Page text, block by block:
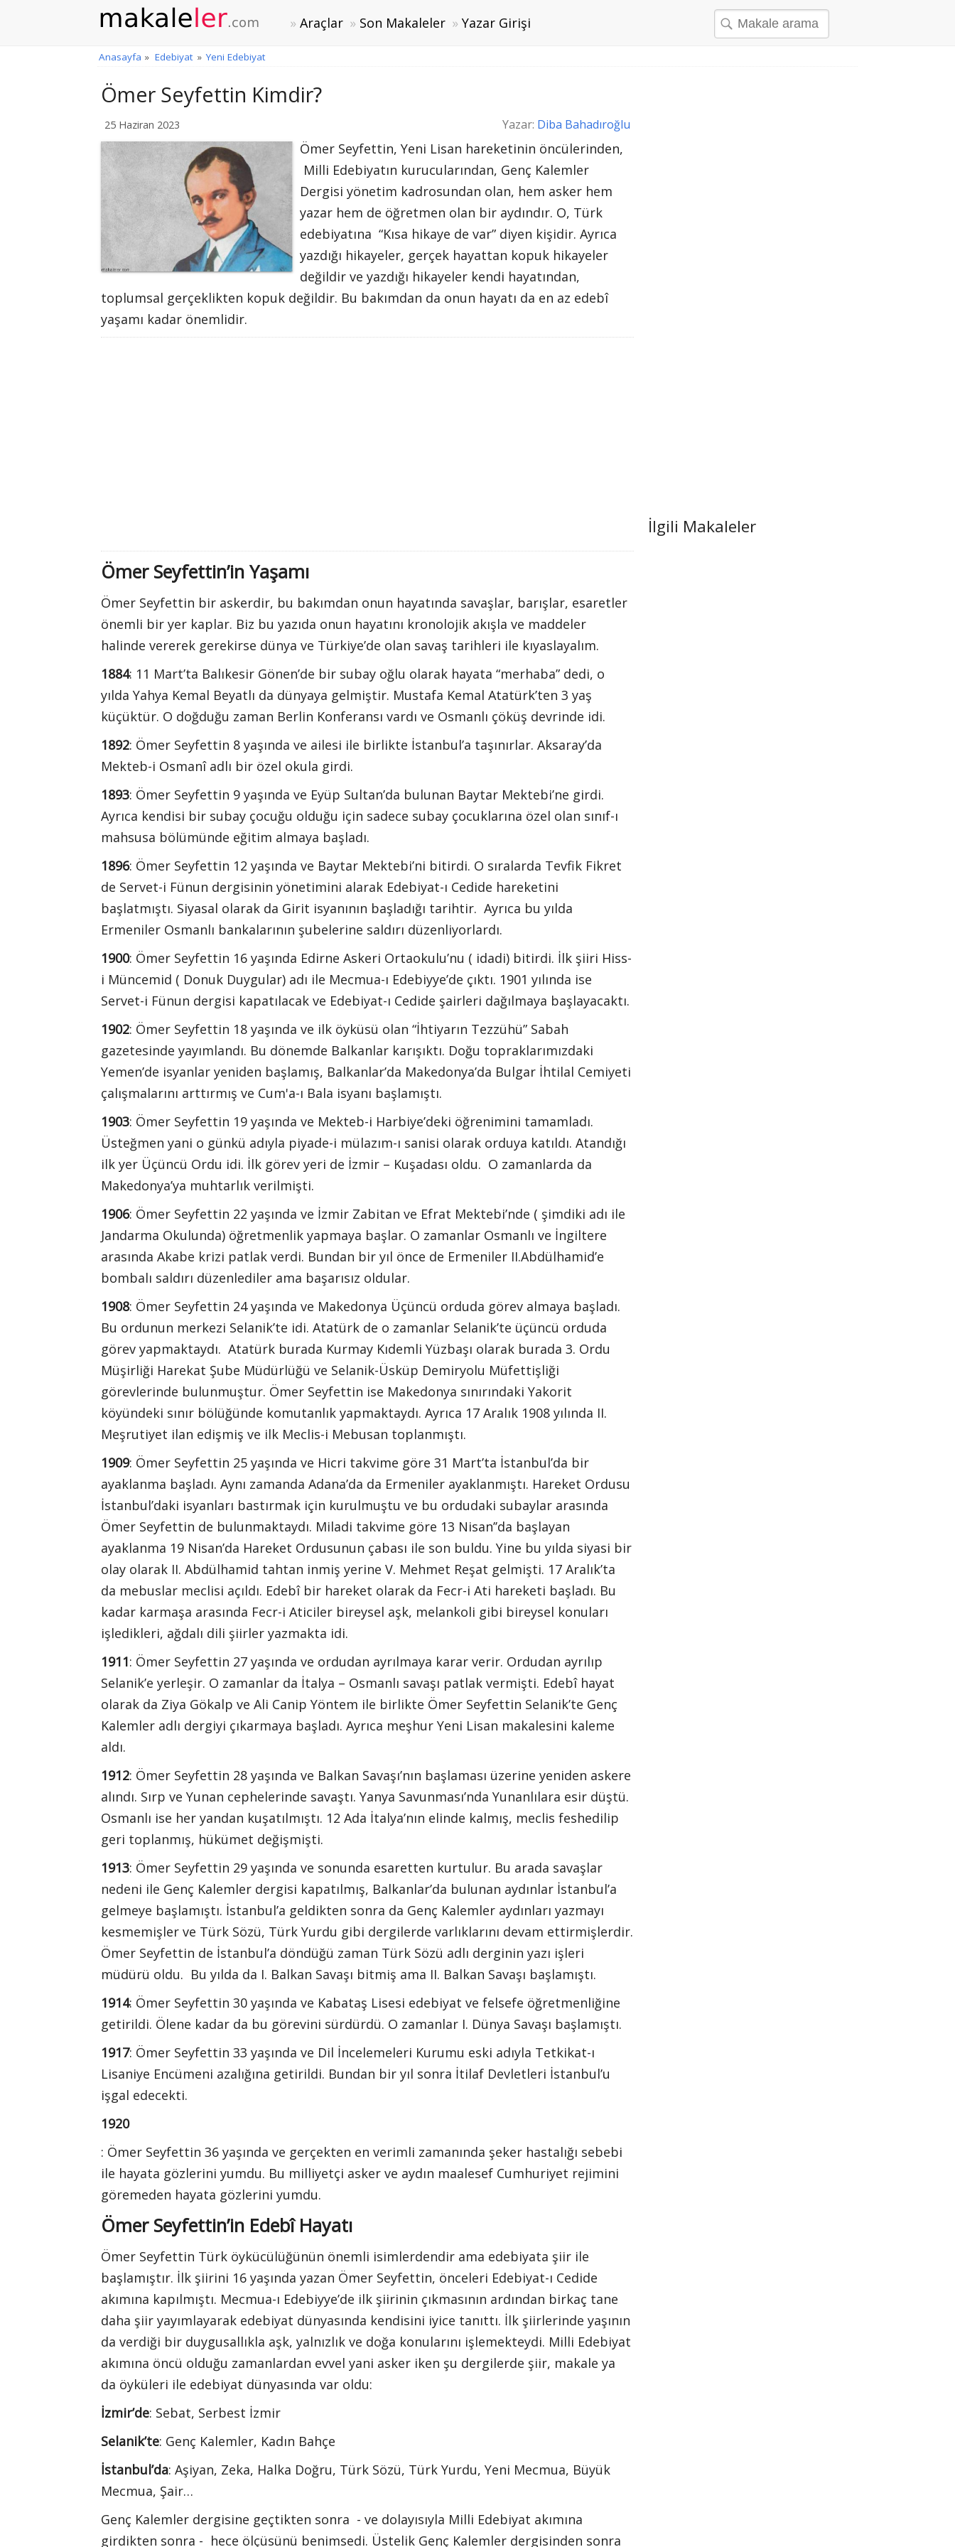
Araçlar Son Makaleler Yazar Girişi
Anasayfa » Edebiyat » Yeni Edebiyat
Ömer Seyfettin Kimdir?
25 Haziran 2023 Yazar: Diba Bahadıroğlu
Ömer Seyfettin, Yeni Lisan hareketinin öncülerinden,
Milli Edebiyatın kurucularından, Genç Kalemler
Dergisi yönetim kadrosundan olan, hem asker hem
yazar hem de öğretmen olan bir aydındır. O, Türk
edebiyatına “Kısa hikaye de var” diyen kişidir. Ayrıca
yazdığı hikayeler, gerçek hayattan kopuk hikayeler
değildir ve yazdığı hikayeler kendi hayatından,
toplumsal gerçeklikten kopuk değildir. Bu bakımdan da onun hayatı da en az edebî
yaşamı kadar önemlidir.
Ömer Seyfettin’in Yaşamı
Ömer Seyfettin bir askerdir, bu bakımdan onun hayatında savaşlar, barışlar, esaretler
önemli bir yer kaplar. Biz bu yazıda onun hayatını kronolojik akışla ve maddeler
halinde vererek gerekirse dünya ve Türkiye’de olan savaş tarihleri ile kıyaslayalım.
1884: 11 Mart’ta Balıkesir Gönen’de bir subay oğlu olarak hayata “merhaba” dedi, o
yılda Yahya Kemal Beyatlı da dünyaya gelmiştir. Mustafa Kemal Atatürk’ten 3 yaş
küçüktür. O doğduğu zaman Berlin Konferansı vardı ve Osmanlı çöküş devrinde idi.
1892: Ömer Seyfettin 8 yaşında ve ailesi ile birlikte İstanbul’a taşınırlar. Aksaray’da
Mekteb-i Osmanî adlı bir özel okula girdi.
1893: Ömer Seyfettin 9 yaşında ve Eyüp Sultan’da bulunan Baytar Mektebi’ne girdi.
Ayrıca kendisi bir subay çocuğu olduğu için sadece subay çocuklarına özel olan sınıf-ı
mahsusa bölümünde eğitim almaya başladı.
1896: Ömer Seyfettin 12 yaşında ve Baytar Mektebi’ni bitirdi. O sıralarda Tevfik Fikret
de Servet-i Fünun dergisinin yönetimini alarak Edebiyat-ı Cedide hareketini
başlatmıştı. Siyasal olarak da Girit isyanının başladığı tarihtir. Ayrıca bu yılda
Ermeniler Osmanlı bankalarının şubelerine saldırı düzenliyorlardı.
1900: Ömer Seyfettin 16 yaşında Edirne Askeri Ortaokulu’nu ( idadi) bitirdi. İlk şiiri Hiss-
i Müncemid ( Donuk Duygular) adı ile Mecmua-ı Edebiyye’de çıktı. 1901 yılında ise
Servet-i Fünun dergisi kapatılacak ve Edebiyat-ı Cedide şairleri dağılmaya başlayacaktı.
1902: Ömer Seyfettin 18 yaşında ve ilk öyküsü olan “İhtiyarın Tezzühü” Sabah
gazetesinde yayımlandı. Bu dönemde Balkanlar karışıktı. Doğu topraklarımızdaki
Yemen’de isyanlar yeniden başlamış, Balkanlar’da Makedonya’da Bulgar İhtilal Cemiyeti
çalışmalarını arttırmış ve Cum'a-ı Bala isyanı başlamıştı.
1903: Ömer Seyfettin 19 yaşında ve Mekteb-i Harbiye’deki öğrenimini tamamladı.
Üsteğmen yani o günkü adıyla piyade-i mülazım-ı sanisi olarak orduya katıldı. Atandığı
ilk yer Üçüncü Ordu idi. İlk görev yeri de İzmir – Kuşadası oldu. O zamanlarda da
Makedonya’ya muhtarlık verilmişti.
1906: Ömer Seyfettin 22 yaşında ve İzmir Zabitan ve Efrat Mektebi’nde ( şimdiki adı ile
Jandarma Okulunda) öğretmenlik yapmaya başlar. O zamanlar Osmanlı ve İngiltere
arasında Akabe krizi patlak verdi. Bundan bir yıl önce de Ermeniler II.Abdülhamid’e
bombalı saldırı düzenlediler ama başarısız oldular.
1908: Ömer Seyfettin 24 yaşında ve Makedonya Üçüncü orduda görev almaya başladı.
Bu ordunun merkezi Selanik’te idi. Atatürk de o zamanlar Selanik’te üçüncü orduda
görev yapmaktaydı. Atatürk burada Kurmay Kıdemli Yüzbaşı olarak burada 3. Ordu
Müşirliği Harekat Şube Müdürlüğü ve Selanik-Üsküp Demiryolu Müfettişliği
görevlerinde bulunmuştur. Ömer Seyfettin ise Makedonya sınırındaki Yakorit
köyündeki sınır bölüğünde komutanlık yapmaktaydı. Ayrıca 17 Aralık 1908 yılında II.
Meşrutiyet ilan edişmiş ve ilk Meclis-i Mebusan toplanmıştı.
1909: Ömer Seyfettin 25 yaşında ve Hicri takvime göre 31 Mart’ta İstanbul’da bir
ayaklanma başladı. Aynı zamanda Adana’da da Ermeniler ayaklanmıştı. Hareket Ordusu
İstanbul’daki isyanları bastırmak için kurulmuştu ve bu ordudaki subaylar arasında
Ömer Seyfettin de bulunmaktaydı. Miladi takvime göre 13 Nisan’’da başlayan
ayaklanma 19 Nisan’da Hareket Ordusunun çabası ile son buldu. Yine bu yılda siyasi bir
olay olarak II. Abdülhamid tahtan inmiş yerine V. Mehmet Reşat gelmişti. 17 Aralık’ta
da mebuslar meclisi açıldı. Edebî bir hareket olarak da Fecr-i Ati hareketi başladı. Bu
kadar karmaşa arasında Fecr-i Aticiler bireysel aşk, melankoli gibi bireysel konuları
işledikleri, ağdalı dili şiirler yazmakta idi.
1911: Ömer Seyfettin 27 yaşında ve ordudan ayrılmaya karar verir. Ordudan ayrılıp
Selanik’e yerleşir. O zamanlar da İtalya – Osmanlı savaşı patlak vermişti. Edebî hayat
olarak da Ziya Gökalp ve Ali Canip Yöntem ile birlikte Ömer Seyfettin Selanik’te Genç
Kalemler adlı dergiyi çıkarmaya başladı. Ayrıca meşhur Yeni Lisan makalesini kaleme
aldı.
1912: Ömer Seyfettin 28 yaşında ve Balkan Savaşı’nın başlaması üzerine yeniden askere
alındı. Sırp ve Yunan cephelerinde savaştı. Yanya Savunması’nda Yunanlılara esir düştü.
Osmanlı ise her yandan kuşatılmıştı. 12 Ada İtalya’nın elinde kalmış, meclis feshedilip
geri toplanmış, hükümet değişmişti.
1913: Ömer Seyfettin 29 yaşında ve sonunda esaretten kurtulur. Bu arada savaşlar
nedeni ile Genç Kalemler dergisi kapatılmış, Balkanlar’da bulunan aydınlar İstanbul’a
gelmeye başlamıştı. İstanbul’a geldikten sonra da Genç Kalemler aydınları yazmayı
kesmemişler ve Türk Sözü, Türk Yurdu gibi dergilerde varlıklarını devam ettirmişlerdir.
Ömer Seyfettin de İstanbul’a döndüğü zaman Türk Sözü adlı derginin yazı işleri
müdürü oldu. Bu yılda da I. Balkan Savaşı bitmiş ama II. Balkan Savaşı başlamıştı.
1914: Ömer Seyfettin 30 yaşında ve Kabataş Lisesi edebiyat ve felsefe öğretmenliğine
getirildi. Ölene kadar da bu görevini sürdürdü. O zamanlar I. Dünya Savaşı başlamıştı.
1917: Ömer Seyfettin 33 yaşında ve Dil İncelemeleri Kurumu eski adıyla Tetkikat-ı
Lisaniye Encümeni azalığına getirildi. Bundan bir yıl sonra İtilaf Devletleri İstanbul’u
işgal edecekti.
1920
: Ömer Seyfettin 36 yaşında ve gerçekten en verimli zamanında şeker hastalığı sebebi
ile hayata gözlerini yumdu. Bu milliyetçi asker ve aydın maalesef Cumhuriyet rejimini
göremeden hayata gözlerini yumdu.
Ömer Seyfettin’in Edebî Hayatı
Ömer Seyfettin Türk öykücülüğünün önemli isimlerdendir ama edebiyata şiir ile
başlamıştır. İlk şiirini 16 yaşında yazan Ömer Seyfettin, önceleri Edebiyat-ı Cedide
akımına kapılmıştı. Mecmua-ı Edebiyye’de ilk şiirinin çıkmasının ardından birkaç tane
daha şiir yayımlayarak edebiyat dünyasında kendisini iyice tanıttı. İlk şiirlerinde yaşının
da verdiği bir duygusallıkla aşk, yalnızlık ve doğa konularını işlemekteydi. Milli Edebiyat
akımına öncü olduğu zamanlardan evvel yani asker iken şu dergilerde şiir, makale ya
da öyküleri ile edebiyat dünyasında var oldu:
İzmir’de: Sebat, Serbest İzmir
Selanik’te: Genç Kalemler, Kadın Bahçe
İstanbul’da: Aşiyan, Zeka, Halka Doğru, Türk Sözü, Türk Yurdu, Yeni Mecmua, Büyük
Mecmua, Şair…
Genç Kalemler dergisine geçtikten sonra - ve dolayısıyla Milli Edebiyat akımına
girdikten sonra - hece ölçüsünü benimsedi. Üstelik Genç Kalemler dergisinden sonra
İlgili Makaleler